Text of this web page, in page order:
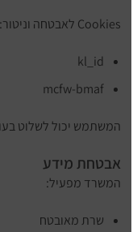
Cookies לאבטחה וניטור:
kl_id
mcfw-bmaf
המשתמש יכול לשלוט
אבטחת מידע
המשרד מפעיל:
שרת מאובטח